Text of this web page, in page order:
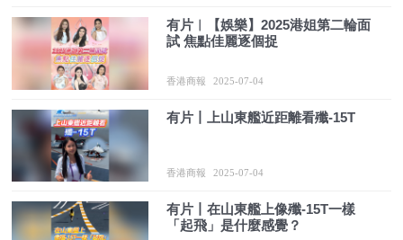
有片︳【娛樂】2025港姐第二輪面
試 焦點佳麗逐個捉
香港商報 2025-07-04
有片丨上山東艦近距離看殲-15T
香港商報 2025-07-04
有片丨在山東艦上像殲-15T一樣
「起飛」是什麼感覺？